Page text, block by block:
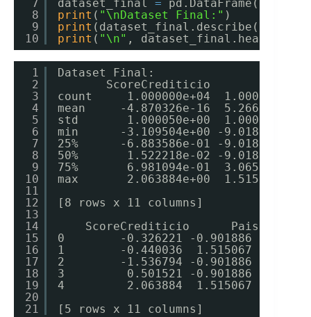
7
8
9
10
dataset_final =
print ( "\nDataset Final:" )
print (dataset_final.describe(include
print ( "\n" , dataset_final.head())
1
2
3
4
5
6
7
8
9
10
11
12
13
14
15
16
17
18
19
20
21
Dataset Final:
ScoreCrediticio
count     1.000000e+04
mean     -4.870326e-16  5.266676e-
std       1.000050e+00
min      -3.109504e+00 -9.018862e-
25%      -6.883586e-01 -9.018862e-
50%       1.522218e-02 -9.018862e-
75%       6.981094e-01  3.065906e-
max       2.063884e+00
[8 rows x 11 columns]
ScoreCrediticio      Pais  ...
0        -0.326221 -0.901886  ...
1        -0.440036  1.515067  ...
2        -1.536794 -0.901886  ...
3         0.501521 -0.901886  ...
4         2.063884  1.515067  ...
[5 rows x 11 columns]